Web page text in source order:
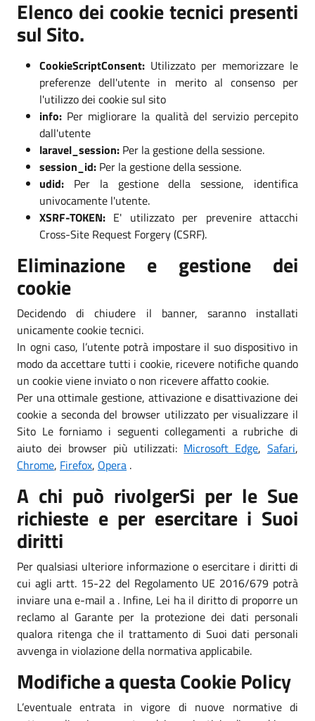
Elenco dei cookie tecnici presenti
sul Sito.
CookieScriptConsent: Utilizzato per memorizzare le
preferenze dell'utente in merito al consenso per
l'utilizzo dei cookie sul sito
info: Per migliorare la qualità del servizio percepito
dall'utente
laravel_session: Per la gestione della sessione.
session_id: Per la gestione della sessione.
udid: Per la gestione della sessione, identifica
univocamente l'utente.
XSRF-TOKEN: E' utilizzato per prevenire attacchi
Cross-Site Request Forgery (CSRF).
Eliminazione e gestione dei
cookie
Decidendo di chiudere il banner, saranno installati
unicamente cookie tecnici.
In ogni caso, l’utente potrà impostare il suo dispositivo in
modo da accettare tutti i cookie, ricevere notifiche quando
un cookie viene inviato o non ricevere affatto cookie.
Per una ottimale gestione, attivazione e disattivazione dei
cookie a seconda del browser utilizzato per visualizzare il
Sito Le forniamo i seguenti collegamenti a rubriche di
aiuto dei browser più utilizzati: Microsoft Edge,Safari,
Chrome, Firefox, Opera .
A chi può rivolgerSi per le Sue
richieste e per esercitare i Suoi
diritti
Per qualsiasi ulteriore informazione o esercitare i diritti di
cui agli artt. 15-22 del Regolamento UE 2016/679 potrà
inviare una e-mail a . Infine, Lei ha il diritto di proporre un
reclamo al Garante per la protezione dei dati personali
qualora ritenga che il trattamento di Suoi dati personali
avvenga in violazione della normativa applicabile.
Modifiche a questa Cookie Policy
L’eventuale entrata in vigore di nuove normative di